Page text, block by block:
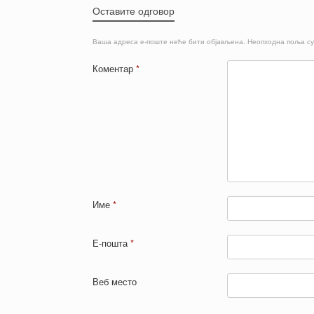
Оставите одговор
Ваша адреса е-поште неће бити објављена. Неопходна поља
Коментар *
Име *
Е-пошта *
Веб место